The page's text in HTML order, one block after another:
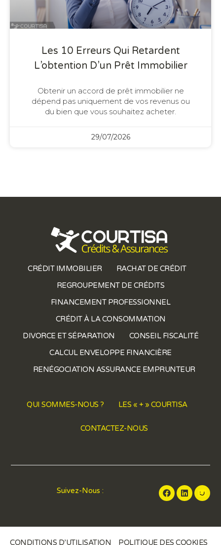
Les 10 Erreurs Qui Retardent
L’obtention D’un Prêt Immobilier
Obtenir un accord de prêt immobilier ne
dépend pas uniquement de vos revenus ou
du bien que vous souhaitez acheter.
29/07/2026
CRÉDIT IMMOBILIER
RACHAT DE CRÉDIT
REGROUPEMENT DE CRÉDITS
FINANCEMENT PROFESSIONNEL
CRÉDIT À LA CONSOMMATION
DIVORCE ET SÉPARATION
CONSEIL FISCALITÉ
CALCUL ENVELOPPE FINANCIÈRE
RENÉGOCIATION ASSURANCE EMPRUNTEUR
QUI SOMMES-NOUS ? LES « + » COURTISA
CONTACTEZ-NOUS
Suivez-Nous :
CONDITIONS D’UTILISATION POLITIQUE DES COOKIES